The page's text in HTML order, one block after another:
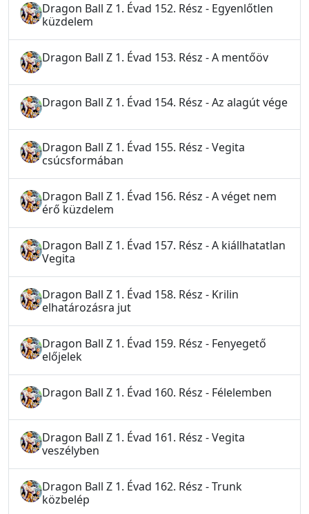
Dragon Ball Z 1. Évad 152. Rész - Egyenlőtlen
küzdelem
Dragon Ball Z 1. Évad 153. Rész - A mentőöv
Dragon Ball Z 1. Évad 154. Rész - Az alagút vége
Dragon Ball Z 1. Évad 155. Rész - Vegita
csúcsformában
Dragon Ball Z 1. Évad 156. Rész - A véget nem
érő küzdelem
Dragon Ball Z 1. Évad 157. Rész - A kiállhatatlan
Vegita
Dragon Ball Z 1. Évad 158. Rész - Krilin
elhatározásra jut
Dragon Ball Z 1. Évad 159. Rész - Fenyegető
előjelek
Dragon Ball Z 1. Évad 160. Rész - Félelemben
Dragon Ball Z 1. Évad 161. Rész - Vegita
veszélyben
Dragon Ball Z 1. Évad 162. Rész - Trunk
közbelép